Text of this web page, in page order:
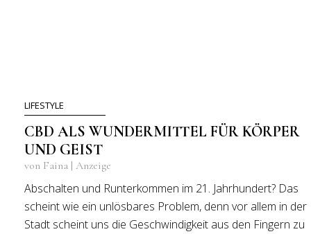
LIFESTYLE
CBD ALS WUNDERMITTEL FÜR KÖRPER
UND GEIST
von Faina | Anzeige
Abschalten und Runterkommen im 21. Jahrhundert? Das
scheint wie ein unlösbares Problem, denn vor allem in der
Stadt scheint uns die Geschwindigkeit aus den Fingern zu